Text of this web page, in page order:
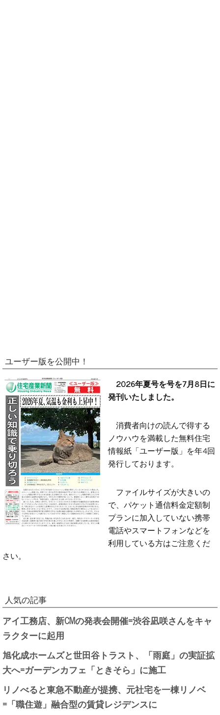
ユーザー版を公開中！
2026年夏号を号を7月8日に
発刊いたしました。
消費者向けの読んで得する
ノウハウを満載した無料住宅
情報紙「ユーザー版」を年4回
発行しております。
ファイルサイズが大きいの
で、パケット通信料金定額制
プランに加入していない携帯
電話やスマートフォンなどを
利用している方はご注意くだ
さい。
人気の記事
アイ工務店、新CMの発表会開催=渋谷凪咲さんをキャ
ラクターに起用
旭化成ホームズと世田谷トラスト、「雨庭」の実証拡
大へ=ガーデンカフェ「ときそら」に施工
リノべると東急不動産が提携、元社宅を一棟リノベ
=「職住遊」融合型の賃貸レジデンスに